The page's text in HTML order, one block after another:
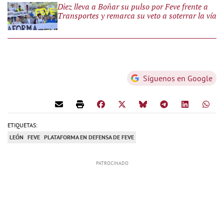
Diez lleva a Boñar su pulso por Feve frente a
Transportes y remarca su veto a soterrar la vía
Síguenos en Google
ETIQUETAS:
LEÓN FEVE PLATAFORMA EN DEFENSA DE FEVE